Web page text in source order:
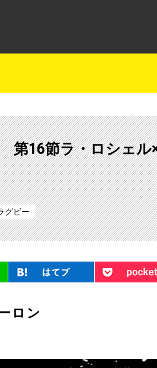
第16節ラ・ロシェ
グビー
はてブ
ロン